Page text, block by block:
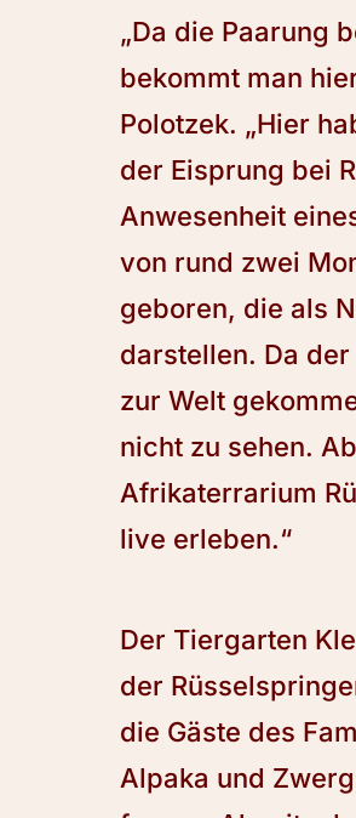
„Da die Paarung
bekommt man
Polotzek. „Hier
der Eisprung bei
Anwesenheit
von rund zwei
geboren, die als
darstellen. Da
zur Welt
nicht zu sehen.
Afrikaterrarium
live erleben.“
Der Tiergarten
der
die Gäste des
Alpaka und